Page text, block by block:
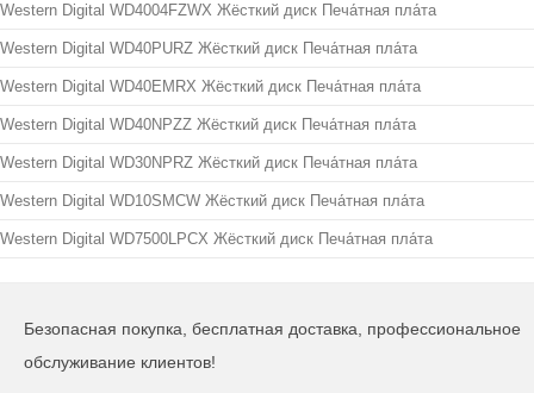
Western Digital WD4004FZWX Жёсткий диск Печа́тная пла́та
Western Digital WD40PURZ Жёсткий диск Печа́тная пла́та
Western Digital WD40EMRX Жёсткий диск Печа́тная пла́та
Western Digital WD40NPZZ Жёсткий диск Печа́тная пла́та
Western Digital WD30NPRZ Жёсткий диск Печа́тная пла́та
Western Digital WD10SMCW Жёсткий диск Печа́тная пла́та
Western Digital WD7500LPCX Жёсткий диск Печа́тная пла́та
Безопасная покупка, бесплатная доставка, профессиональное
обслуживание клиентов!